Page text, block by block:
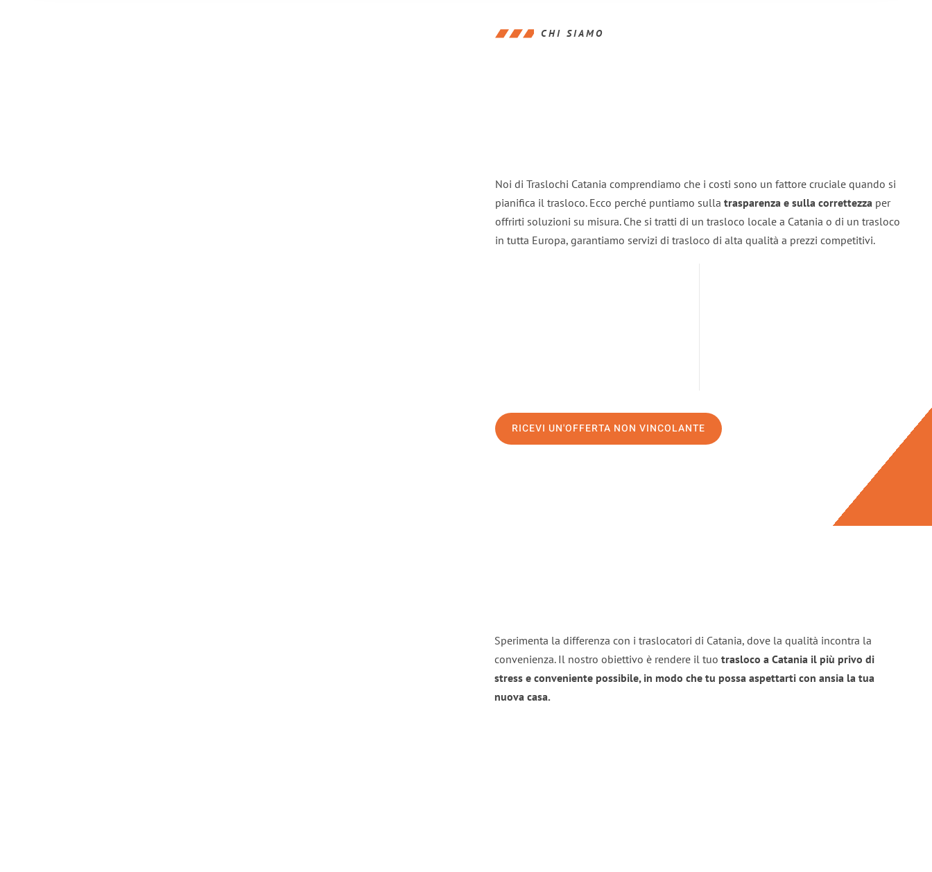
CHI SIAMO
Noi di Traslochi Catania comprendiamo che i costi sono un fattore cruciale quando si
pianifica il trasloco. Ecco perché puntiamo sulla trasparenza e sulla correttezza per
offrirti soluzioni su misura. Che si tratti di un trasloco locale a Catania o di un trasloco
in tutta Europa, garantiamo servizi di trasloco di alta qualità a prezzi competitivi.
RICEVI UN'OFFERTA NON VINCOLANTE
Sperimenta la differenza con i traslocatori di Catania, dove la qualità incontra la
convenienza. Il nostro obiettivo è rendere il tuo trasloco a Catania il più privo di
stress e conveniente possibile, in modo che tu possa aspettarti con ansia la tua
nuova casa.